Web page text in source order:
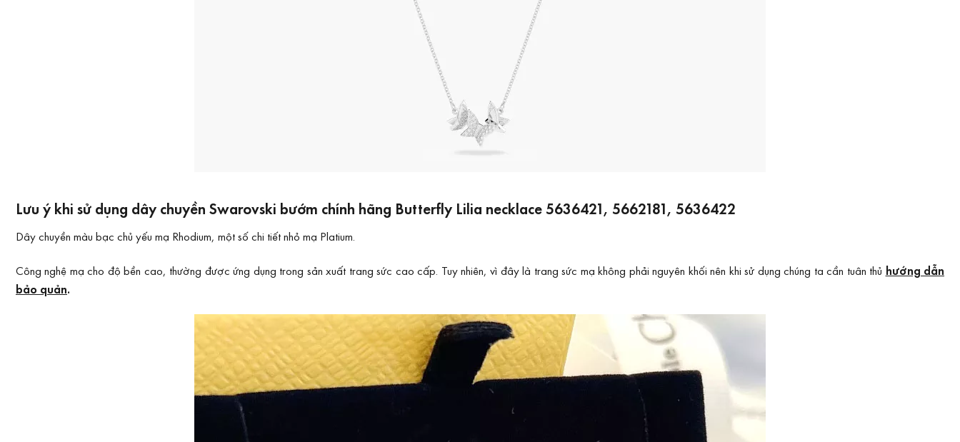
Lưu ý khi sử dụng dây chuyền Swarovski bướm chính hãng Butterfly Lilia necklace 5636421, 5662181, 5636422
Dây chuyền màu bạc chủ yếu mạ Rhodium, một số chi tiết nhỏ mạ Platium.
Công nghệ mạ cho độ bền cao, thường được ứng dụng trong sản xuất trang sức cao cấp. Tuy nhiên, vì đây là trang sức mạ không phải nguyên khối nên khi sử dụng chúng ta cần tuân thủ hướng dẫn
bảo quản.